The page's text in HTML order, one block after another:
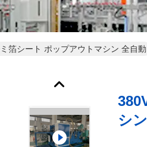
箔シート ポップアウトマシン 全自動
シ